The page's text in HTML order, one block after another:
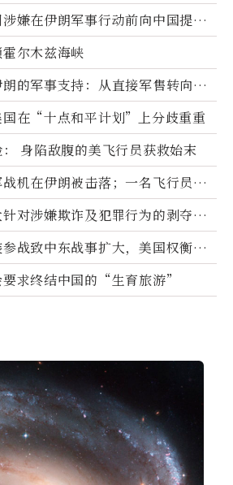
嫌在伊朗军事行动前向中国提供
卫星图像
尔木兹海峡
的军事支持：从直接军售转向间
国在“十点和平计划”上分歧重重
身陷敌腹的美飞行员获救始末
机在伊朗被击落；一名飞行员失
对涉嫌欺诈及犯罪行为的剥夺公
战致中东战事扩大，美国权衡地
能性
求终结中国的“生育旅游”